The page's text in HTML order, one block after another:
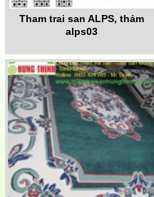
Tham trai san ALPS, thảm
alps03